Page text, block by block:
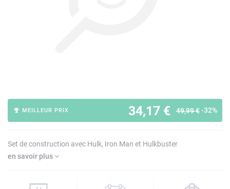
34,17 € 49,99 €-32%
MEILLEUR PRIX
Set de construction avec Hulk, Iron Man et Hulkbuster
en savoir plus